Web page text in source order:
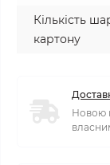
Кількість
картону
Новою